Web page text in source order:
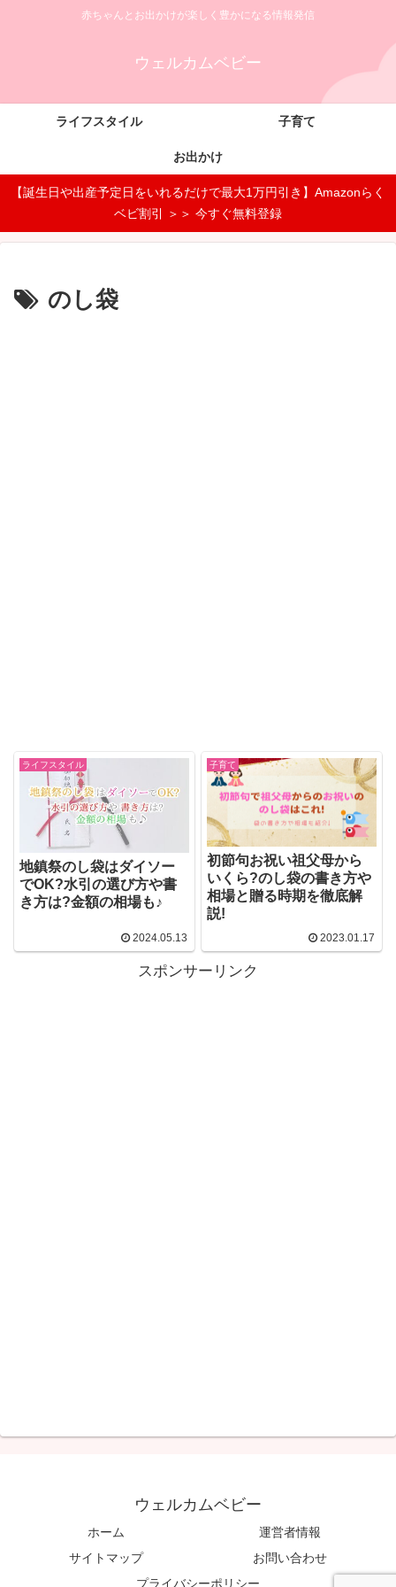
赤ちゃんとお出かけが楽しく豊かになる情報発信
ウェルカムベビー
ライフスタイル 子育て
お出かけ
【誕生日や出産予定日をいれるだけで最大1万円引き】Amazonらく
ベビ割引 ＞＞ 今すぐ無料登録
のし袋
ライフスタイル
地鎮祭のし袋はダイソー
でOK?水引の選び方や書
き方は?金額の相場も♪
2024.05.13
子育て
初節句お祝い祖父母から
いくら?のし袋の書き方や
相場と贈る時期を徹底解
説!
2023.01.17
スポンサーリンク
ウェルカムベビー
ホーム
運営者情報
サイトマップ
お問い合わせ
プライバシーポリシー